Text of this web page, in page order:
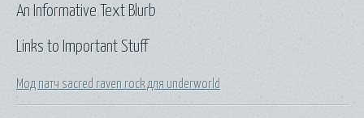
Links to Important Stuff
Мод патч sacred raven rock для underworld
An Informative Text Blurb